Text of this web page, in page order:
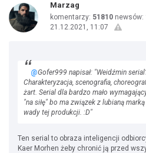
Marzag
komentarzy: 51810 newsów:
21.12.2021, 11:07
@Gofer999 napisał: "Weidźmin
Charakteryzacja, scenografia,
żart. Serial dla bardzo mało
"na siłę" bo ma związek z lubianą
wady tej produkcji. :D"
Ten serial to obraza inteligencji
Kaer Morhen żeby chronić ją przed